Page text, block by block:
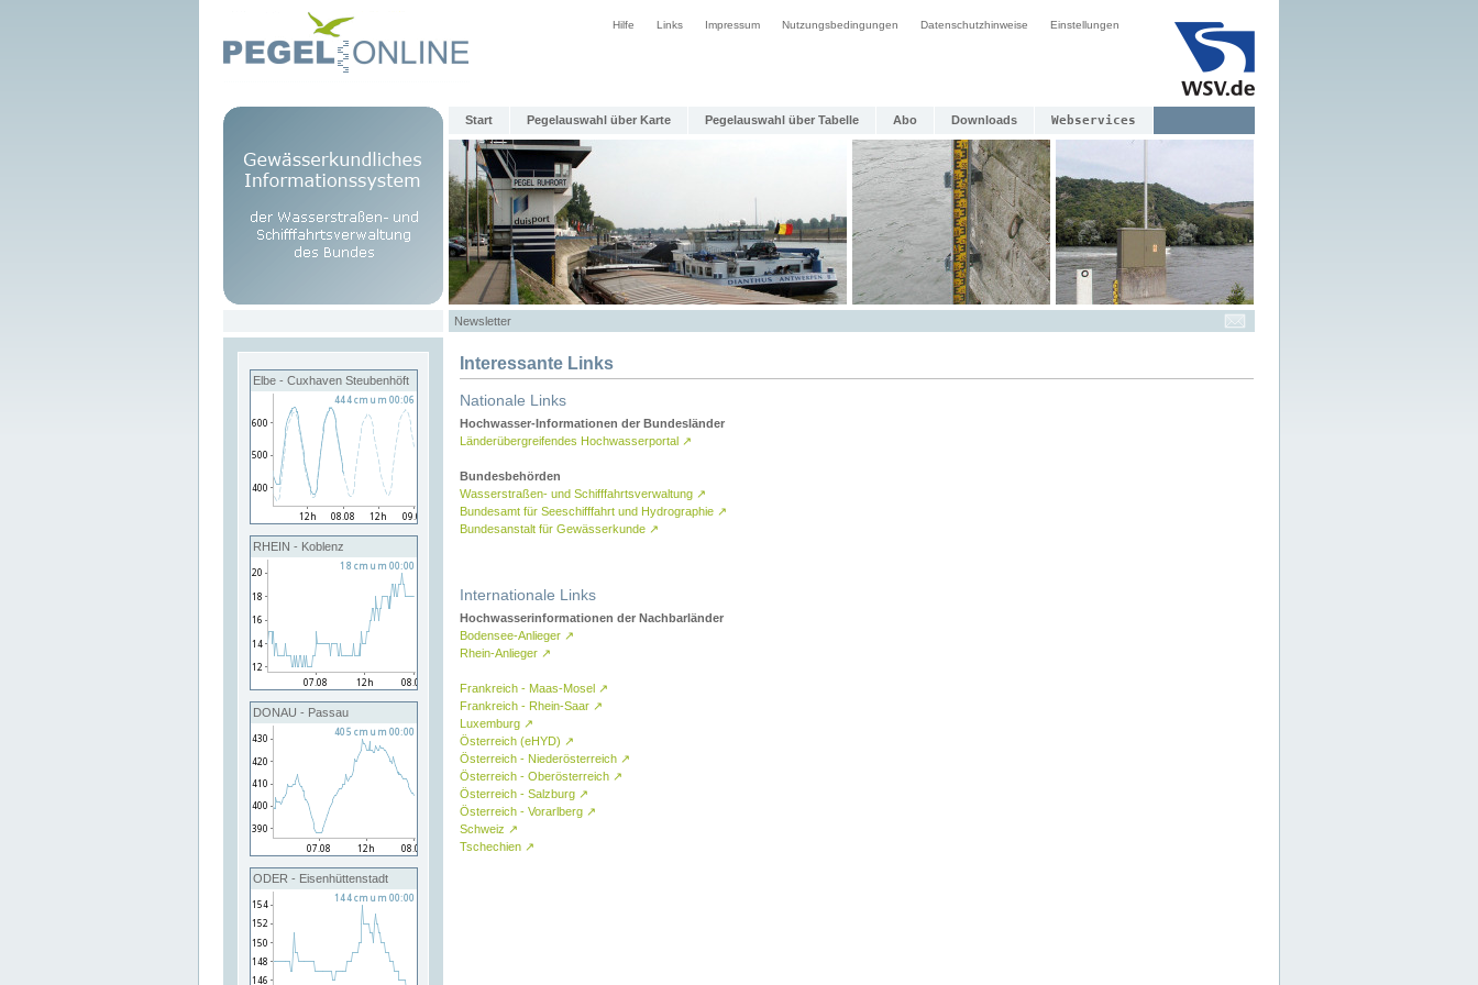
Hilfe Links Impressum Nutzungsbedingungen Datenschutzhinweise Einstellungen
Start Pegelauswahl über Karte Pegelauswahl über Tabelle Abo Downloads Webservices
Newsletter
Elbe - Cuxhaven Steubenhöft
RHEIN - Koblenz
DONAU - Passau
ODER - Eisenhüttenstadt
Interessante Links
Nationale Links
Hochwasser-Informationen der Bundesländer
Länderübergreifendes Hochwasserportal ↗
Bundesbehörden
Wasserstraßen- und Schifffahrtsverwaltung ↗
Bundesamt für Seeschifffahrt und Hydrographie ↗
Bundesanstalt für Gewässerkunde ↗
Internationale Links
Hochwasserinformationen der Nachbarländer
Bodensee-Anlieger ↗
Rhein-Anlieger ↗
Frankreich - Maas-Mosel ↗
Frankreich - Rhein-Saar ↗
Luxemburg ↗
Österreich (eHYD) ↗
Österreich - Niederösterreich ↗
Österreich - Oberösterreich ↗
Österreich - Salzburg ↗
Österreich - Vorarlberg ↗
Schweiz ↗
Tschechien ↗